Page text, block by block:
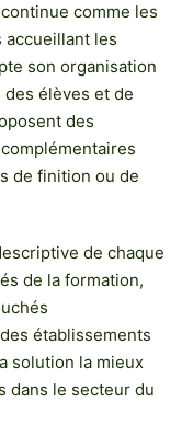
comme les
accueillant les
son organisation
élèves et de
des
de finition ou de
de chaque
de la formation,
établissements
solution la mieux
dans le secteur du